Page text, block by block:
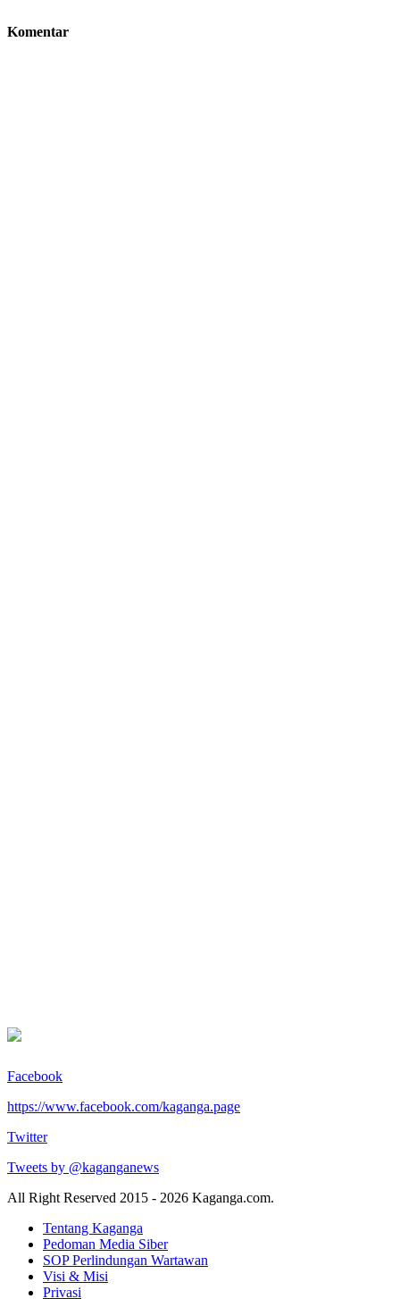
Komentar
Facebook
https://www.facebook.com/kaganga.page
Twitter
Tweets by @kaganganews
All Right Reserved 2015 - 2026 Kaganga.com.
Tentang Kaganga
Pedoman Media Siber
SOP Perlindungan Wartawan
Visi & Misi
Privasi